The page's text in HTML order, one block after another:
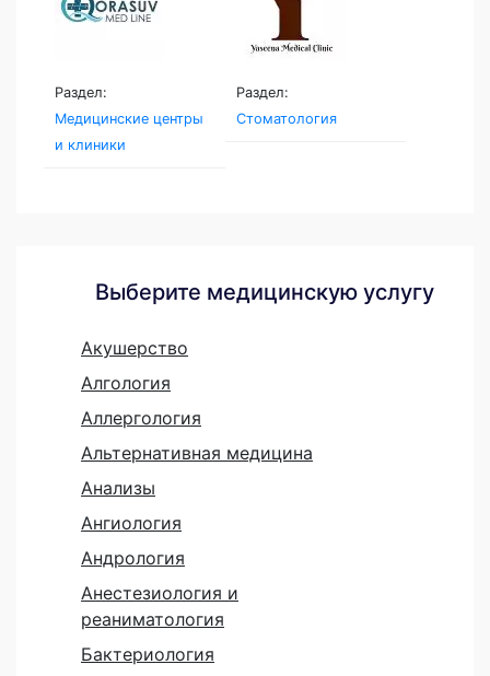
Раздел:
Медицинские центры
и клиники
Раздел:
Стоматология
Выберите медицинскую услугу
Акушерство
Алгология
Аллергология
Альтернативная медицина
Анализы
Ангиология
Андрология
Анестезиология и
реаниматология
Бактериология